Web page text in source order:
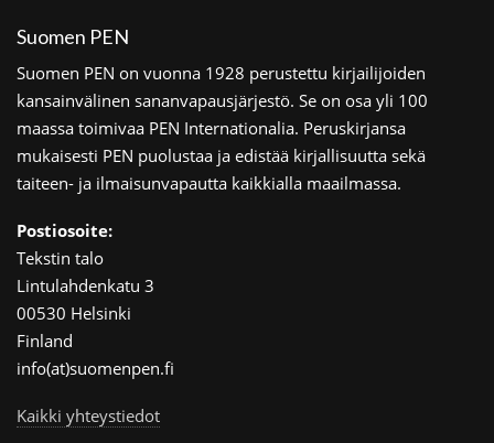
Suomen PEN
Suomen PEN on vuonna 1928 perustettu kirjailijoiden
kansainvälinen sananvapausjärjestö. Se on osa yli 100
maassa toimivaa PEN Internationalia. Peruskirjansa
mukaisesti PEN puolustaa ja edistää kirjallisuutta sekä
taiteen- ja ilmaisunvapautta kaikkialla maailmassa.
Postiosoite:
Tekstin talo
Lintulahdenkatu 3
00530 Helsinki
Finland
info(at)suomenpen.fi
Kaikki yhteystiedot